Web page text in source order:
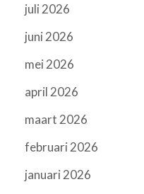
juli 2026
juni 2026
mei 2026
april 2026
maart 2026
februari 2026
januari 2026